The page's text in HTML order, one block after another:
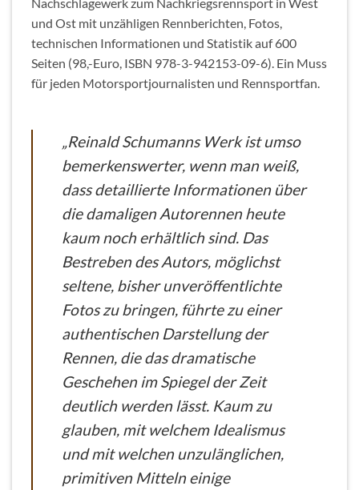
und Ost mit unzähligen Rennberichten, Fotos,
technischen Informationen und Statistik auf 600
Seiten (98,-Euro, ISBN 978-3-942153-09-6). Ein Muss
für jeden Motorsportjournalisten und Rennsportfan.
„Reinald Schumanns Werk ist umso
bemerkenswerter, wenn man weiß,
dass detaillierte Informationen über
die damaligen Autorennen heute
kaum noch erhältlich sind. Das
Bestreben des Autors, möglichst
seltene, bisher unveröffentlichte
Fotos zu bringen, führte zu einer
authentischen Darstellung der
Rennen, die das dramatische
Geschehen im Spiegel der Zeit
deutlich werden lässt. Kaum zu
glauben, mit welchem Idealismus
und mit welchen unzulänglichen,
primitiven Mitteln einige